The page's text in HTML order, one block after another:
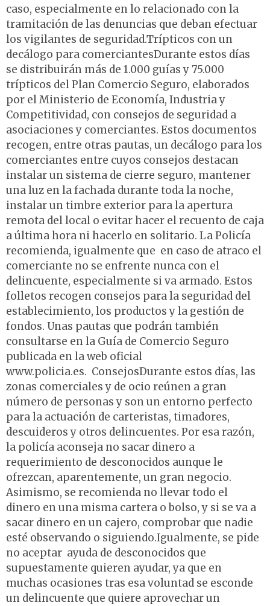
caso, especialmente en lo relacionado con la
tramitación de las denuncias que deban efectuar
los vigilantes de seguridad.Trípticos con un
decálogo para comerciantesDurante estos días
se distribuirán más de 1.000 guías y 75.000
trípticos del Plan Comercio Seguro, elaborados
por el Ministerio de Economía, Industria y
Competitividad, con consejos de seguridad a
asociaciones y comerciantes. Estos documentos
recogen, entre otras pautas, un decálogo para los
comerciantes entre cuyos consejos destacan
instalar un sistema de cierre seguro, mantener
una luz en la fachada durante toda la noche,
instalar un timbre exterior para la apertura
remota del local o evitar hacer el recuento de caja
a última hora ni hacerlo en solitario. La Policía
recomienda, igualmente que en caso de atraco el
comerciante no se enfrente nunca con el
delincuente, especialmente si va armado. Estos
folletos recogen consejos para la seguridad del
establecimiento, los productos y la gestión de
fondos. Unas pautas que podrán también
consultarse en la Guía de Comercio Seguro
publicada en la web oficial
www.policia.es. ConsejosDurante estos días, las
zonas comerciales y de ocio reúnen a gran
número de personas y son un entorno perfecto
para la actuación de carteristas, timadores,
descuideros y otros delincuentes. Por esa razón,
la policía aconseja no sacar dinero a
requerimiento de desconocidos aunque le
ofrezcan, aparentemente, un gran negocio.
Asimismo, se recomienda no llevar todo el
dinero en una misma cartera o bolso, y si se va a
sacar dinero en un cajero, comprobar que nadie
esté observando o siguiendo.Igualmente, se pide
no aceptar ayuda de desconocidos que
supuestamente quieren ayudar, ya que en
muchas ocasiones tras esa voluntad se esconde
un delincuente que quiere aprovechar un